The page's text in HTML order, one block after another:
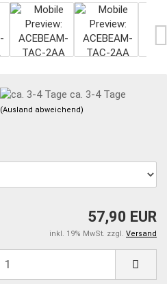
ca. 3-4 Tage
(Ausland abweichend)
57,90 EUR
inkl. 19% MwSt. zzgl. Versand